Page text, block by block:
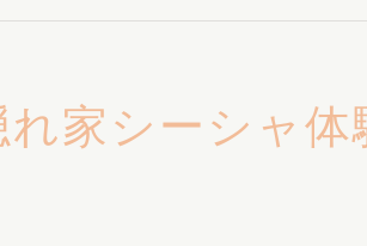
な円山町で味わう特別なシーシャ時
時間を楽しむ神泉のシーシャ空間案内
でシーシャを味わう静かな大人の時
家シーシャ体